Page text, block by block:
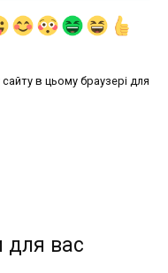
в цьому браузері для
для вас